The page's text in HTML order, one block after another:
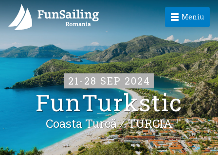
Meniu
21-28 SEP 2024
FunTurkstic
Coasta Turcă ⁄TURCIA